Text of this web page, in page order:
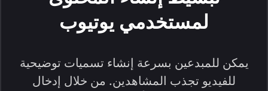
لمستخدمي يوتيوب
يمكن للمبدعين بسرعة إنشاء تسميات توضيحية
للفيديو تجذب المشاهدين. من خلال إدخال